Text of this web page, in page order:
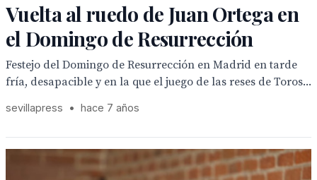
Vuelta al ruedo de Juan Ortega en
el Domingo de Resurrección
Festejo del Domingo de Resurrección en Madrid en tarde
fría, desapacible y en la que el juego de las reses de Toros...
sevillapress • hace 7 años